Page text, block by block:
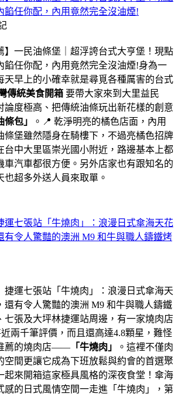
餡任你配，內用竟然完全沒油煙!
】一民油條堡｜超浮誇台式大亨堡！現點
餡任你配，內用竟然完全沒油煙!身為一
天早上的小確幸就是尋覓各種厲害的台式
傳統美食開箱 要帶大家來到大里益民
論度極高、把傳統油條玩出新花樣的創意
條包」
。📍 乾淨明亮的橘色店面，內用
條堡雖然隱身在騎樓下，不過亮橘色招牌
台中大里區崇光國小附近，路邊基本上都
車汽車都很方便。另外店家也有跟知名的
超多外送人員來取單。
運七張站「牛燒肉」：浪漫日式傘海天花
有令人驚豔的澳洲 M9 和牛與職人鑄鐵烤
捷運七張站「牛燒肉」：浪漫日式傘海天
還有令人驚豔的澳洲 M9 和牛與職人鑄鐵
七張及大坪林捷運站周邊，有一家燒肉店
近兩千筆評價，而且還高達4.8顆星，難怪
薦的燒肉店—— 「牛燒肉」
。這裡不僅肉
空間更讓它成為下班放鬆與約會的首選聚
起來開箱這家極具風格的深夜食堂！傘海
感的日式風情空間一走進「牛燒肉」，第